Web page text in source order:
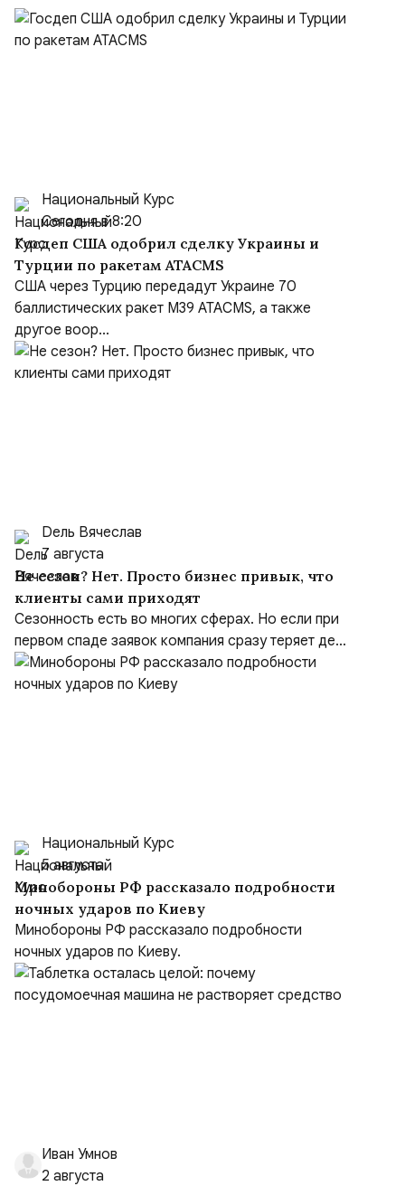
Национальный Курс
Сегодня в 8:20
Госдеп США одобрил сделку Украины и
Турции по ракетам ATACMS
США через Турцию передадут Украине 70
баллистических ракет M39 ATACMS, а также
другое воор...
Dель Вячеслав
7 августа
Не сезон? Нет. Просто бизнес привык, что
клиенты сами приходят
Сезонность есть во многих сферах. Но если при
первом спаде заявок компания сразу теряет де...
Национальный Курс
5 августа
Минобороны РФ рассказало подробности
ночных ударов по Киеву
Минобороны РФ рассказало подробности
ночных ударов по Киеву.
Иван Умнов
2 августа